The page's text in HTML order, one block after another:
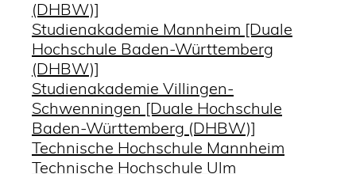
(DHBW)]
Studienakademie Mannheim [Duale
Hochschule Baden-Württemberg
(DHBW)]
Studienakademie Villingen-
Schwenningen [Duale Hochschule
Baden-Württemberg (DHBW)]
Technische Hochschule Mannheim
Technische Hochschule Ulm